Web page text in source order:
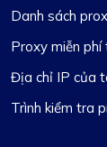
Danh sách
Proxy miễn
Địa chỉ IP của
Trình kiểm tra